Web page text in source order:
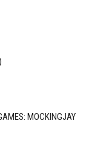
MOCKINGJAY